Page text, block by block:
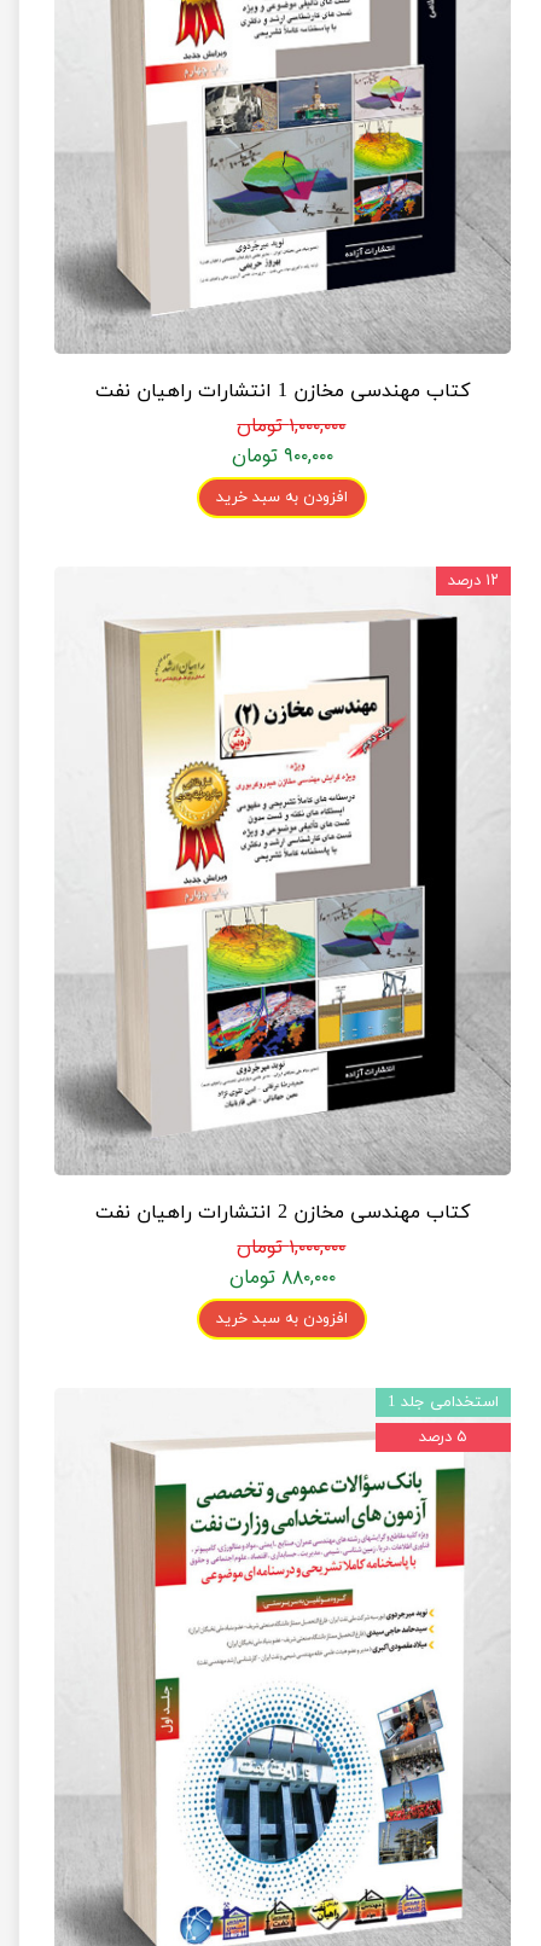
کتاب مهندسی مخازن 1 انتشارات راهیان نفت
۱,۰۰۰,۰۰۰ تومان
۹۰۰,۰۰۰ تومان
افزودن به سبد خرید
کتاب مهندسی مخازن 2 انتشارات راهیان نفت
۱,۰۰۰,۰۰۰ تومان
۸۸۰,۰۰۰ تومان
افزودن به سبد خرید
۱۲ درصد
استخدامی جلد 1
۵ درصد